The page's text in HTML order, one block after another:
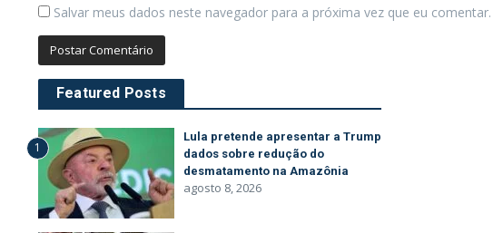
Salvar meus dados neste navegador para a próxima vez que eu comentar.
Featured Posts
1
Lula pretende apresentar a Trump
dados sobre redução do
desmatamento na Amazônia
agosto 8, 2026